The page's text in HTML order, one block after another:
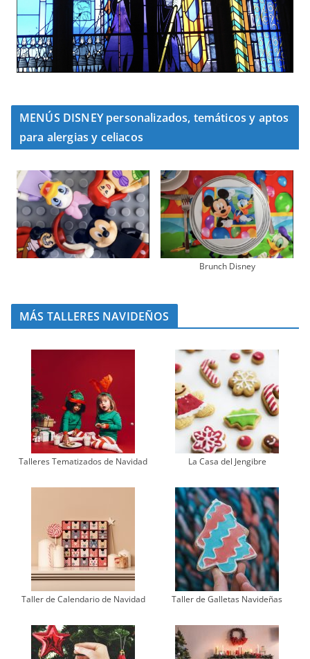
MENÚS DISNEY personalizados, temáticos y aptos
para alergias y celiacos
Brunch Disney
MÁS TALLERES NAVIDEÑOS
Talleres Tematizados de Navidad La Casa del Jengibre
Taller de Calendario de Navidad Taller de Galletas Navideñas